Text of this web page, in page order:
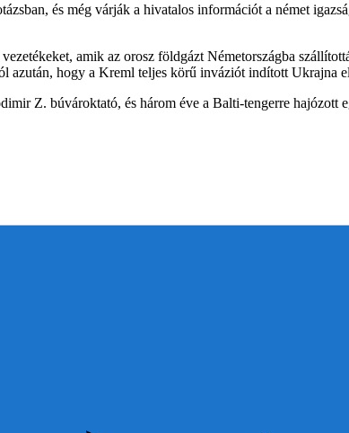
és még várják a hivatalos információt a német
amik az orosz földgázt Németországba
azután, hogy a Kreml teljes körű inváziót indított Ukrajna
Z. búvároktató, és három éve a Balti-tengerre hajózott